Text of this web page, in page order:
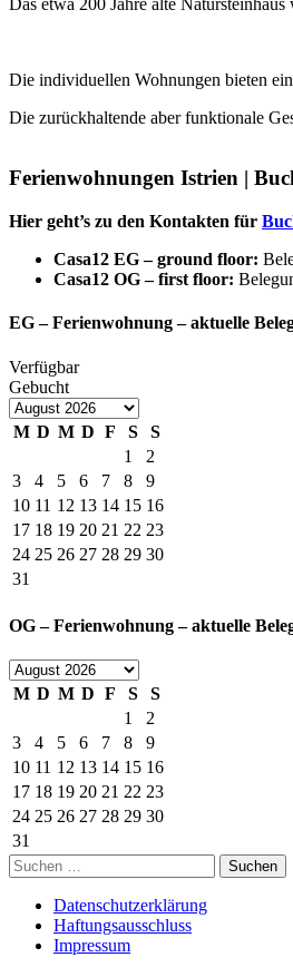
Die individuellen Wohnungen bieten
Die zurückhaltende aber funktionale
Ferienwohnungen Istrien |
Hier geht’s zu den Kontakten für
Casa12 EG – ground floor:
Casa12 OG – first floor:
EG – Ferienwohnung – aktuelle
Verfügbar
Gebucht
M D M D F S
S
1
2
3
4 5 6 7 8
9
10 11 12 13 14 15 16
17 18 19 20 21 22 23
24 25 26 27 28 29 30
31
OG – Ferienwohnung – aktuelle
M D M D F S
S
1
2
3
4 5 6 7 8
9
10 11 12 13 14 15 16
17 18 19 20 21 22 23
24 25 26 27 28 29 30
31
Suchen
nach:
Datenschutzerklärung
Haftungsausschluss
Impressum